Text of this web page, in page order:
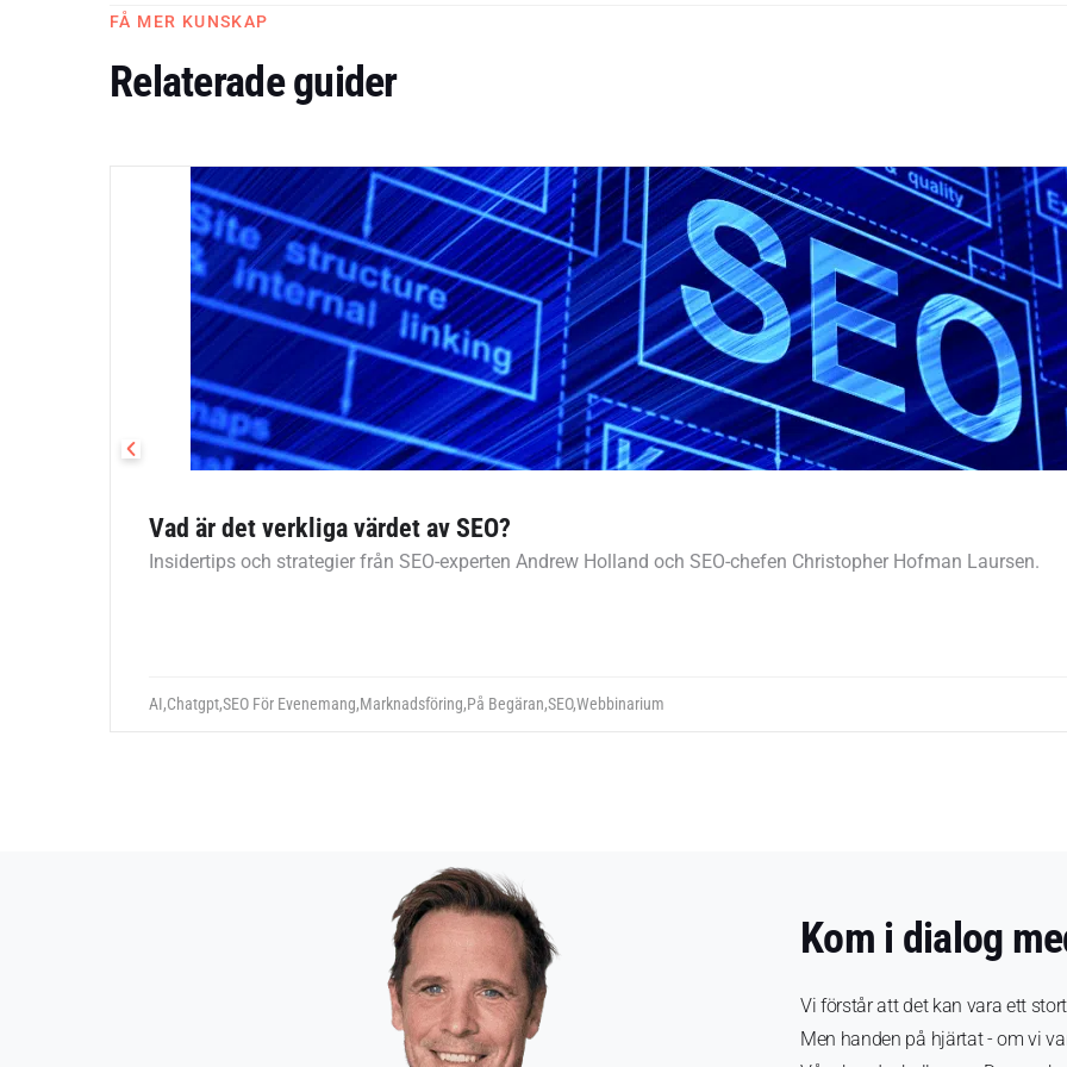
FÅ MER KUNSKAP
Relaterade guider
Vad är det verkliga värdet av SEO?
Insidertips och strategier från SEO-experten Andrew Holland och SEO-chefen Christopher Hofman Laursen.
AI,Chatgpt,SEO För Evenemang,Marknadsföring,På Begäran,SEO,Webbinarium
Kom i dialog
Vi förstår att det kan vara ett
Men handen på hjärtat - om vi